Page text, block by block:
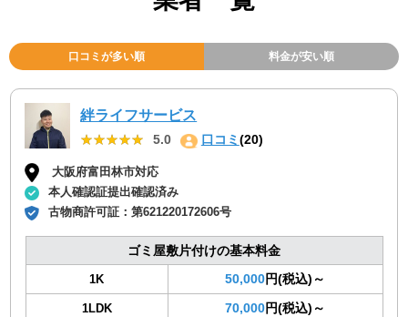
口コミが多い順 料金が安い順
絆ライフサービス
★★★★★
★★★★★ 5.0 口コミ(20)
大阪府富田林市対応
本人確認証提出確認済み
古物商許可証：第621220172606号
ゴミ屋敷片付けの基本料金
1K 50,000円(税込)～
1LDK 70,000円(税込)～